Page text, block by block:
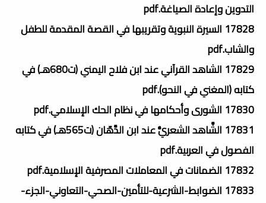
التدوين وإعادة الصياغة.pdf
17828 السيرة النبوية وتقريبها في القصة المقدمة للطفل
والشاب.pdf
17829 الشاهد القرآني عند ابن فلاح اليمني (ت680هـ) في
كتابه (المغني في النحو).pdf
17830 الشورى وأحكامها في نظام الحك الإسلامي.pdf
17831 الشَّاهد الشعريُّ عند ابن الدَّهّان (ت565هـ) في كتابه
الفصول في العربية.pdf
17832 الضمانات في المعاملات المصرفية الإسلامية.pdf
17833 الضوابط-الشرعية-للتأمين-الصحي-التعاوني-الجزء-